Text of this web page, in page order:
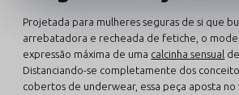
Projetada para mulheres seguras de si que
arrebatadora e recheada de fetiche, o
expressão máxima de uma calcinha sensual
Distanciando-se completamente dos
cobertos de underwear, essa peça aposta no